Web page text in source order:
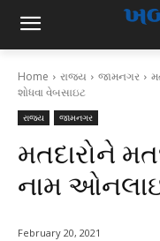
Home રાજ્ય જામનગર
શોધવા વેબસાઇટ
રાજ્ય જામનગર
મતદારોને
નામ
February 20, 2021